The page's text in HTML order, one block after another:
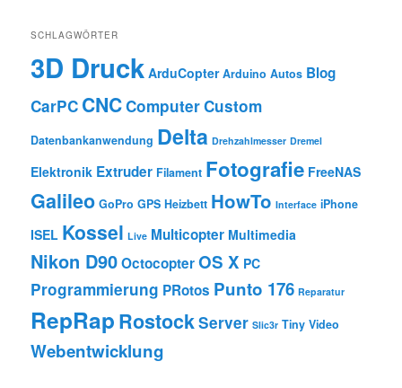
SCHLAGWÖRTER
3D Druck ArduCopter Arduino Autos Blog
CarPC CNCComputerCustom
Datenbankanwendung Delta Drehzahlmesser Dremel
Elektronik Extruder Filament Fotografie FreeNAS
Galileo GoPro GPS Heizbett HowTo Interface iPhone
ISEL Kossel Live Multicopter Multimedia
Nikon D90OctocopterOS X PC
Programmierung PRotos Punto 176 Reparatur
RepRapRostockServer Slic3r Tiny Video
Webentwicklung